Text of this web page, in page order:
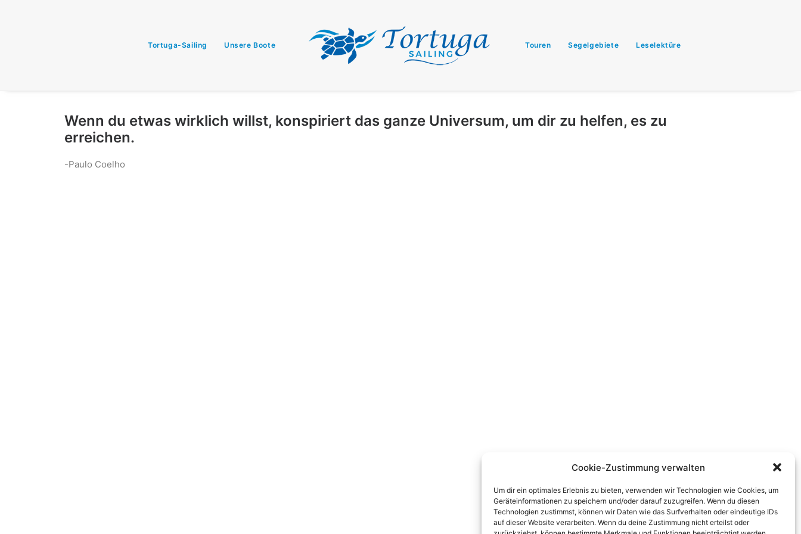
Cookie-Zustimmung verwalten
Um dir ein optimales Erlebnis zu bieten, verwenden wir Technologien wie Cookies, um
Geräteinformationen zu speichern und/oder darauf zuzugreifen. Wenn du diesen
Technologien zustimmst, können wir Daten wie das Surfverhalten oder eindeutige IDs
auf dieser Website verarbeiten. Wenn du deine Zustimmung nicht erteilst oder
Tortuga-Sailing Unsere Boote Touren Segelgebiete Leselektüre
Wenn du etwas wirklich willst, konspiriert das ganze Universum, um dir zu helfen, es zu
erreichen.
-Paulo Coelho